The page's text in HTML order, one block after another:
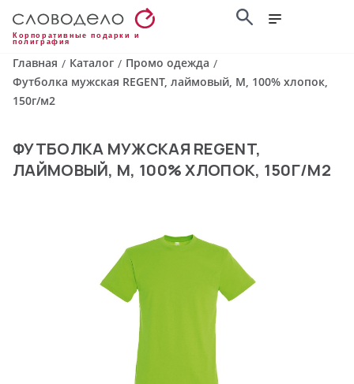
Корпоративные подарки и
полиграфия
Главная / Каталог / Промо одежда /
Футболка мужская REGENT, лаймовый, M, 100% хлопок,
150г/м2
ФУТБОЛКА МУЖСКАЯ REGENT,
ЛАЙМОВЫЙ, M, 100% ХЛОПОК, 150Г/М2